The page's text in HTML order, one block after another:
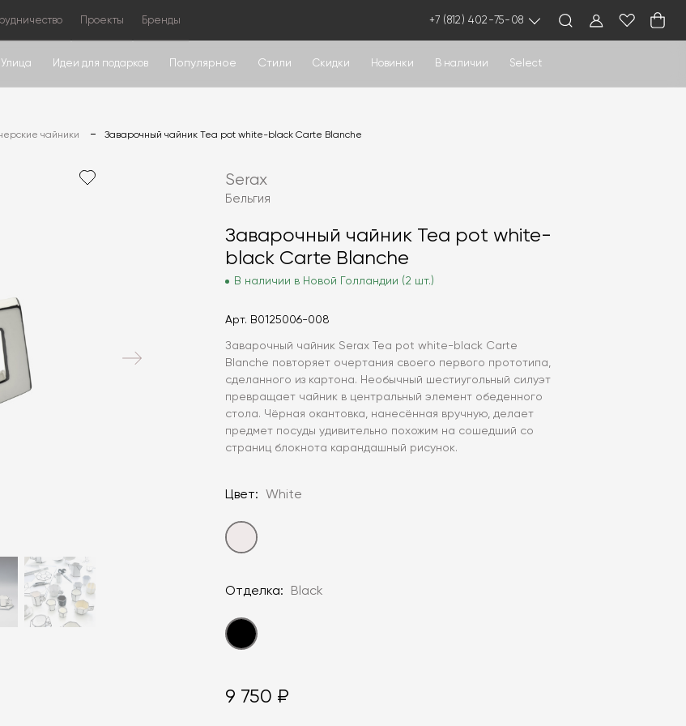
Проекты Бренды +7 (812) 402-75-08
Улица Идеи для подарков Популярное Стили Скидки Новинки В наличии Select
чайники Заварочный чайник Tea pot white-black Carte Blanche
Serax
Бельгия
Заварочный чайник Tea pot white-
black Carte Blanche
В наличии в Новой Голландии (2 шт.)
Арт. B0125006-008
Заварочный чайник Serax Tea pot white-black Carte
Blanche повторяет очертания своего первого прототипа,
сделанного из картона. Необычный шестиугольный силуэт
превращает чайник в центральный элемент обеденного
стола. Чёрная окантовка, нанесённая вручную, делает
предмет посуды удивительно похожим на сошедший со
страниц блокнота карандашный рисунок.
Цвет: White
Отделка: Black
9 750 ₽